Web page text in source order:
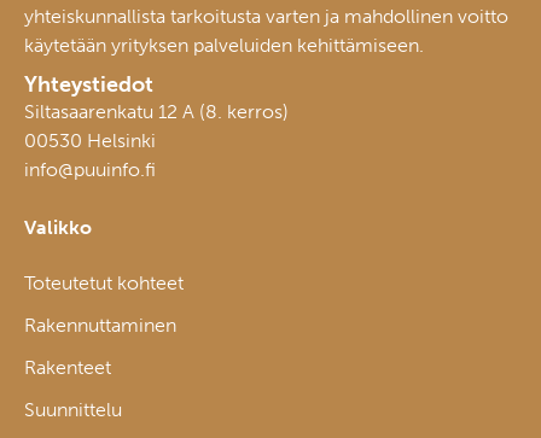
yhteiskunnallista tarkoitusta varten ja mahdollinen voitto
käytetään yrityksen palveluiden kehittämiseen.
Yhteystiedot
Siltasaarenkatu 12 A (8. kerros)
00530 Helsinki
info@puuinfo.fi
Valikko
Toteutetut kohteet
Rakennuttaminen
Rakenteet
Suunnittelu